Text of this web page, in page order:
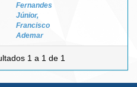
Fernandes
Júnior,
Francisco
Ademar
1 a 1 de 1